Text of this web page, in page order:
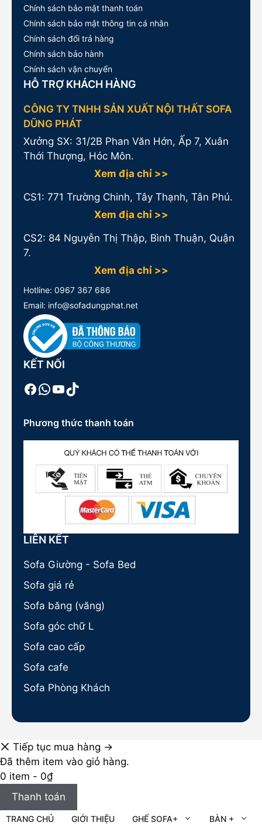
Chính sách bảo mật thanh toán
Chính sách bảo mật thông tin cá nhân
Chính sách đổi trả hàng
Chính sách bảo hành
Chính sách vận chuyển
HỖ TRỢ KHÁCH HÀNG
CÔNG TY TNHH SẢN XUẤT NỘI THẤT SOFA
DŨNG PHÁT
Xưởng SX: 31/2B Phan Văn Hớn, Ấp 7, Xuân
Thới Thượng, Hóc Môn.
Xem địa chỉ >>
CS1: 771 Trường Chinh, Tây Thạnh, Tân Phú.
Xem địa chỉ >>
CS2: 84 Nguyễn Thị Thập, Bình Thuận, Quận
7.
Xem địa chỉ >>
Hotline: 0967 367 686
Email: info@sofadungphat.net
KẾT NỐI
Facebook
WhatsApp
Youtube
TikTok
Phương thức thanh toán
LIÊN KẾT
Sofa Giường - Sofa Bed
Sofa giá rẻ
Sofa băng (văng)
Sofa góc chữ L
Sofa cao cấp
Sofa cafe
Sofa Phòng Khách
Tiếp tục mua hàng →
Đã thêm item vào giỏ hàng.
0 item - 0₫
Thanh toán
TRANG CHỦ GIỚI THIỆU GHẾ SOFA+ BÀN +